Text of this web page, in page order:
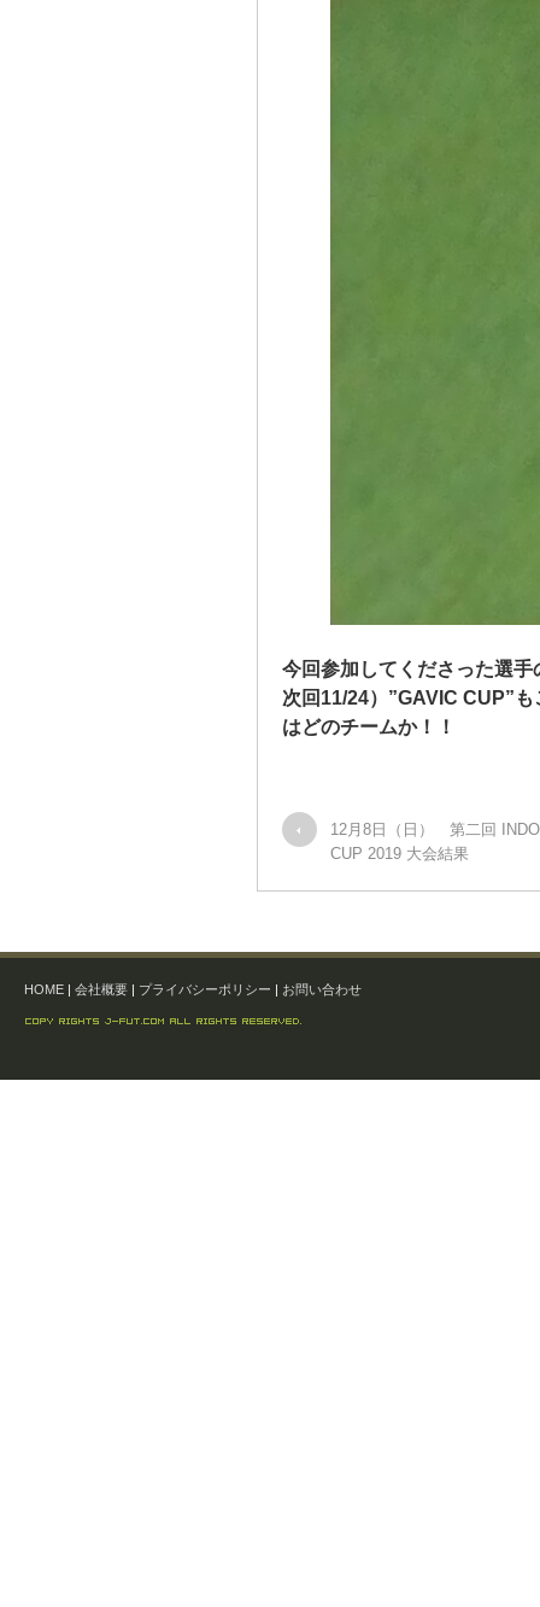
今回参加してくださった選
次回11/24）”GAVIC CUP”
はどのチームか！！
12月8日（日） 第二回
CUP 2019 大会結果
HOME | 会社概要 | プライバシーポリシー | お問い合わせ